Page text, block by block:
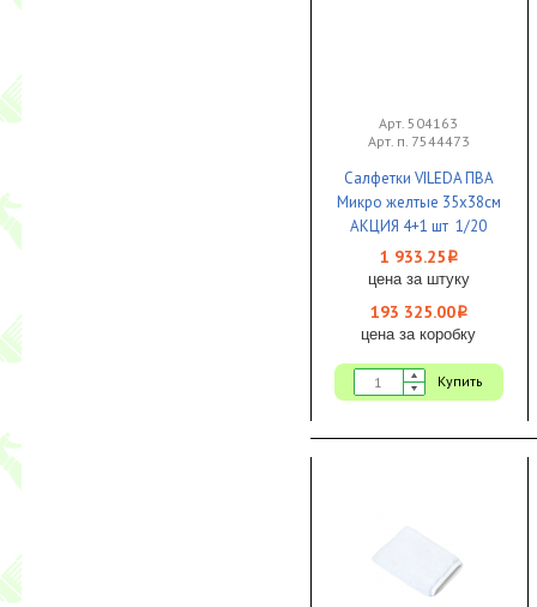
Арт. 504163
Арт. п. 7544473
Салфетки VILEDA ПВА
Микро желтые 35х38см
АКЦИЯ 4+1 шт 1/20
1 933.25 i
цена за штуку
193 325.00i
цена за коробку
Купить